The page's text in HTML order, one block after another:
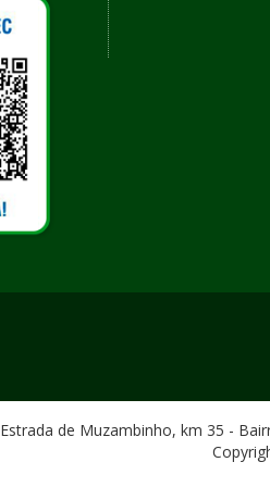
Estrada de Muzambinho, km 35 -